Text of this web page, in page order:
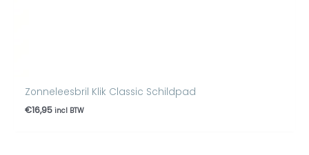
Zonneleesbril Klik Classic Schildpad
€16,95 incl BTW